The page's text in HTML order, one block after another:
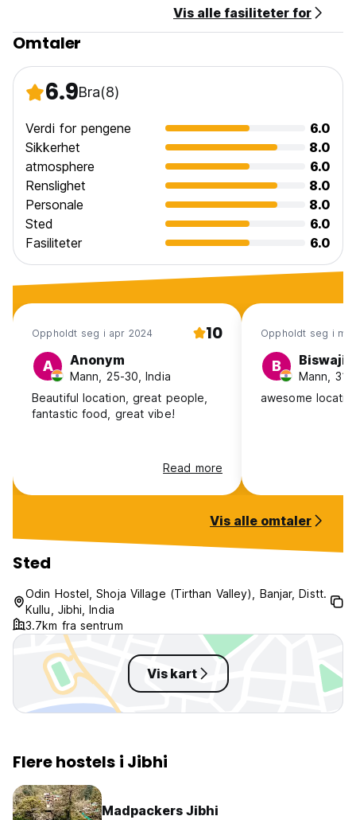
Vis alle fasiliteter for
Omtaler
6.9Bra(8)
Verdi for pengene
6.0
Sikkerhet
8.0
atmosphere
6.0
Renslighet
8.0
Personale
8.0
Sted
6.0
Fasiliteter
6.0
Oppholdt seg i apr 2024 10
A Anonym
Mann, 25-30, India
Beautiful location, great people,
fantastic food, great vibe!
Read more
Oppholdt seg i
B Biswajit
Mann, 31-
awesome
Vis alle omtaler
Sted
Odin Hostel, Shoja Village (Tirthan Valley), Banjar, Distt.
Kullu, Jibhi, India
3.7km fra sentrum
Vis kart
Flere hostels i Jibhi
Madpackers Jibhi